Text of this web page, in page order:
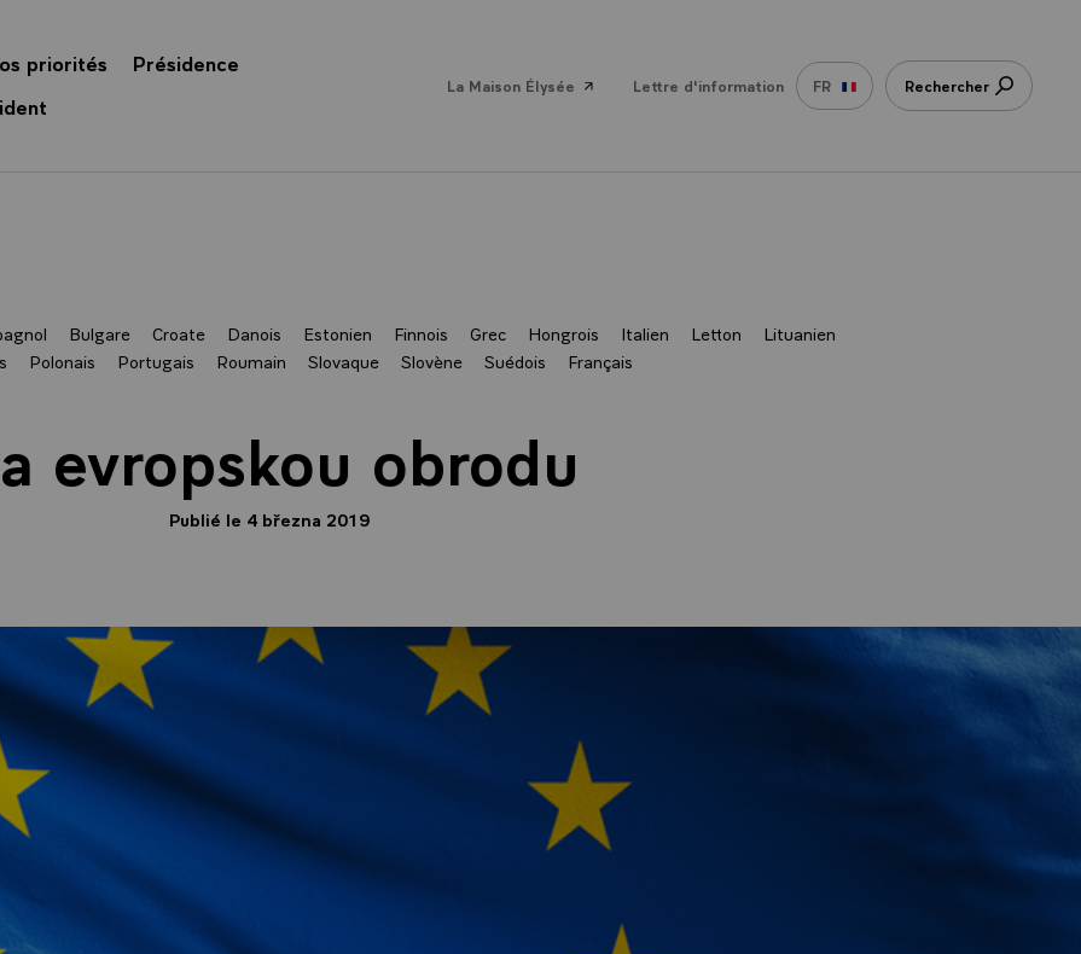
priorités
Présidence
La Maison Élysée Lettre d'information FR Rechercher
Bulgare Croate Danois Estonien Finnois Grec Hongrois Italien Letton
Lituanien
Polonais Portugais Roumain Slovaque Slovène Suédois Français
evropskou obrodu
Publié le 4 března 2019